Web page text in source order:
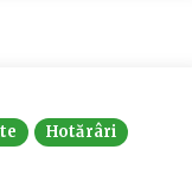
Hotărâri